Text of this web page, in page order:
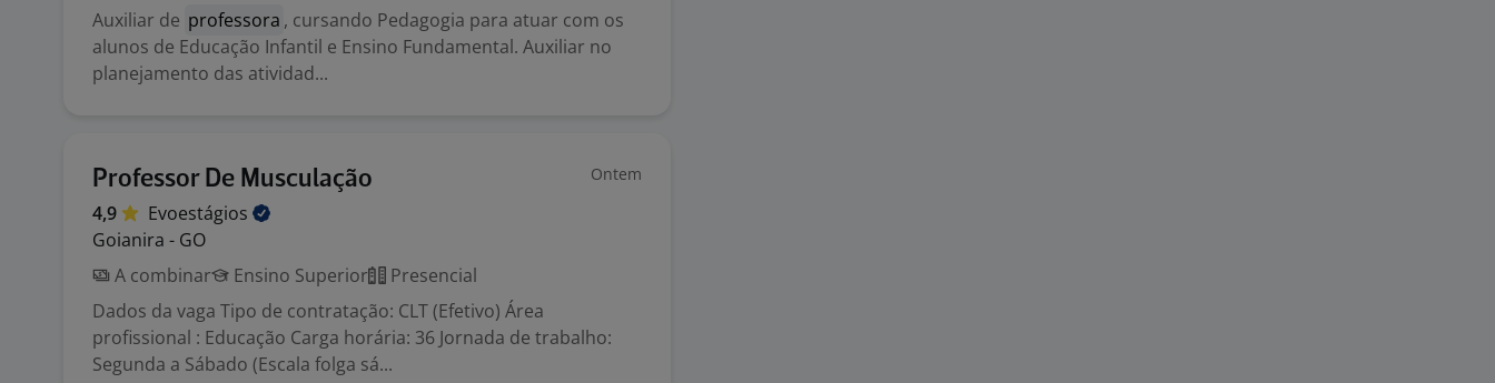
Auxiliar de professora , cursando Pedagogia para atuar com os
alunos de Educação Infantil e Ensino Fundamental. Auxiliar no
planejamento das atividad...
Professor De Musculação Ontem
4,9
Evoestágios
Goianira - GO
A combinar
Ensino Superior
Presencial
Dados da vaga Tipo de contratação: CLT (Efetivo) Área
profissional : Educação Carga horária: 36 Jornada de trabalho:
Segunda a Sábado (Escala folga sá...